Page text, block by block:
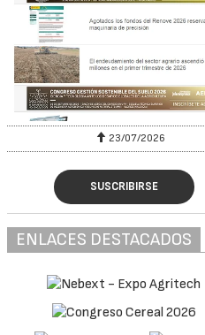
23/07/2026
SUSCRIBIRSE
ENLACES DESTACADOS